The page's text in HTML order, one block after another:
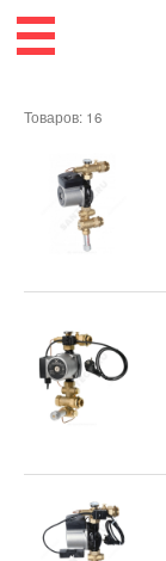
Товаров: 16